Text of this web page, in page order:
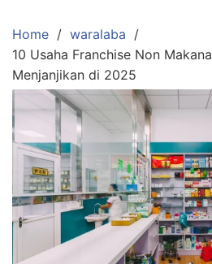
content
Home
waralaba
10 Usaha Franchise Non
Menjanjikan di 2025